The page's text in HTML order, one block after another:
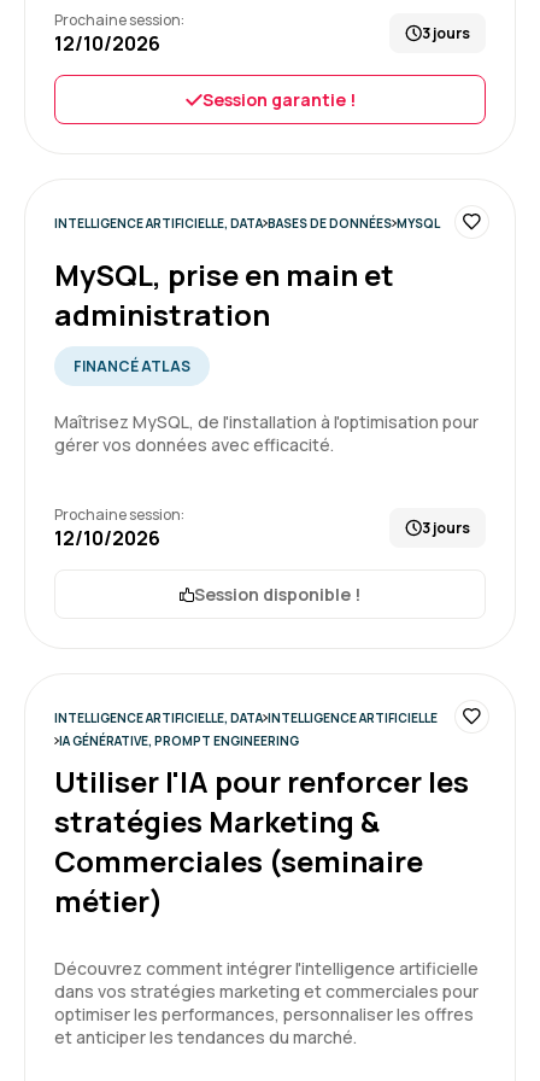
Très bonne formation, correspond à mes
attentes. Contenu adapté et formateur
pédagogue.
pratique, elle m'a donné une vision large sur l'IA
générative, ces opportunités, ses usages, ...
Formation : IA générative, état de l'art
Très bonne formation
Points fort
-Beaucoup d'exercices pratiques
-Maitrise du formateur
Formation : Power BI, concevoir des tableaux de bord
Karen R. Le 17/04/2026
Prochaine session:
12/10/2026 3 jours
Session garantie !
INTELLIGENCE ARTIFICIELLE, DATA BASES DE DONNÉES MYSQL
MySQL, prise en main et
administration
FINANCÉ ATLAS
Maîtrisez MySQL, de l'installation à l'optimisation pour
gérer vos données avec efficacité.
Prochaine session:
12/10/2026 3 jours
Session disponible !
INTELLIGENCE ARTIFICIELLE, DATA INTELLIGENCE ARTIFICIELLE
IA GÉNÉRATIVE, PROMPT ENGINEERING
Utiliser l'IA pour renforcer les
stratégies Marketing &
Commerciales (seminaire
métier)
Découvrez comment intégrer l'intelligence artificielle
dans vos stratégies marketing et commerciales pour
optimiser les performances, personnaliser les offres
et anticiper les tendances du marché.